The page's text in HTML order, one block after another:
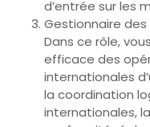
d’entrée sur les
Gestionnaire
Dans ce rôle,
efficace des
internationales
la coordination
internationales,